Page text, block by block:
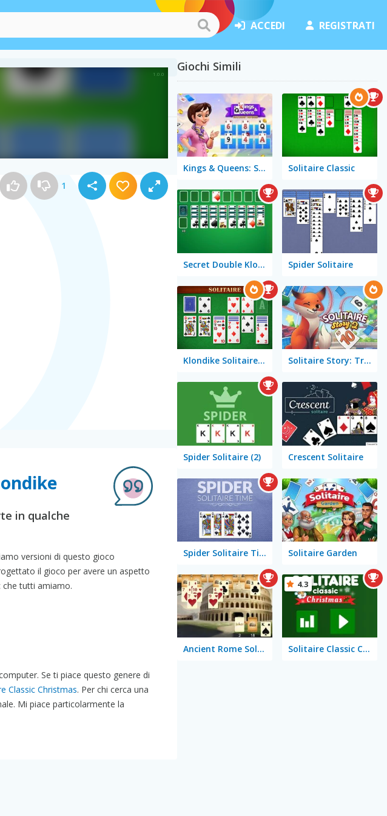
ACCEDI REGISTRATI
1
in qualche
versioni di questo gioco
il gioco per avere un aspetto
che tutti amiamo.
Se ti piace questo genere di
Classic Christmas. Per chi cerca una
Mi piace particolarmente la
Giochi Simili
Kings & Queens: Solitaire Tripeaks Solitaire Classic
Secret Double Klondike Spider Solitaire
Klondike Solitaire Big Solitaire Story: TriPeaks 2
Spider Solitaire (2) Crescent Solitaire
Spider Solitaire Time Solitaire Garden
Ancient Rome Solitaire Solitaire Classic Christmas
4.3